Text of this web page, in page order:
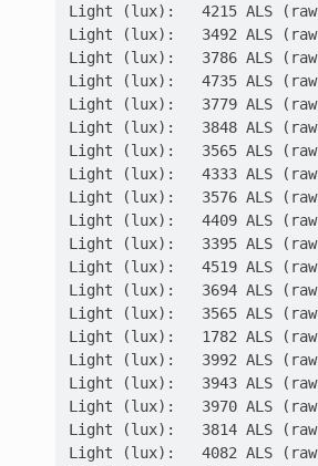
Light (lux):   4215 ALS
Light (lux):   3492 ALS
Light (lux):   3786 ALS
Light (lux):   4735 ALS
Light (lux):   3779 ALS
Light (lux):   3848 ALS
Light (lux):   3565 ALS
Light (lux):   4333 ALS
Light (lux):   3576 ALS
Light (lux):   4409 ALS
Light (lux):   3395 ALS
Light (lux):   4519 ALS
Light (lux):   3694 ALS
Light (lux):   3565 ALS
Light (lux):   1782 ALS
Light (lux):   3992 ALS
Light (lux):   3943 ALS
Light (lux):   3970 ALS
Light (lux):   3814 ALS
Light (lux):   4082 ALS